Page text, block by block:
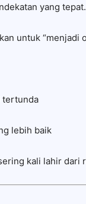
yang tepat.
untuk “menjadi
tertunda
lebih baik
kali lahir dari